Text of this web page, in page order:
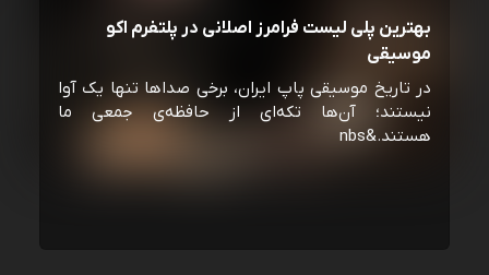
بهترین پلی لیست فرامرز اصلانی در پلتفرم اکو
موسیقی
در تاریخ موسیقی پاپ ایران، برخی صداها تنها یک آوا
نیستند؛ آن‌ها تکه‌ای از حافظه‌ی جمعی ما
هستند.&nbs